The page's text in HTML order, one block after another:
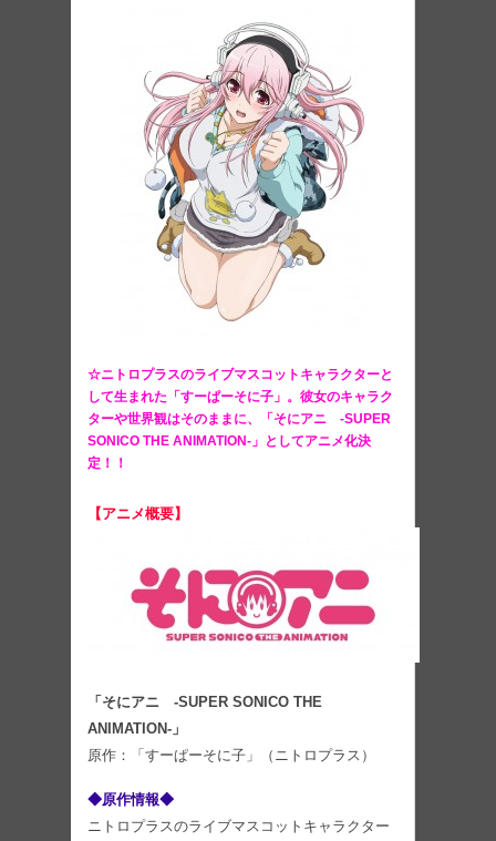
☆ニトロプラスのライブマスコットキャラクターと
して生まれた「すーぱーそに子」。彼女のキャラク
ターや世界観はそのままに、「そにアニ -SUPER
SONICO THE ANIMATION-」としてアニメ化決
定！！
【アニメ概要】
「そにアニ -SUPER SONICO THE
ANIMATION-」
原作：「すーぱーそに子」（ニトロプラス）
◆原作情報◆
ニトロプラスのライブマスコットキャラクター